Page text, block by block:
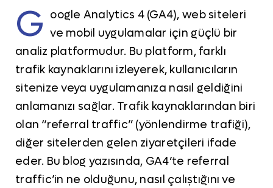
G oogle Analytics 4 (GA4), web siteleri
ve mobil uygulamalar için güçlü bir
analiz platformudur. Bu platform, farklı
trafik kaynaklarını izleyerek, kullanıcıların
sitenize veya uygulamanıza nasıl geldiğini
anlamanızı sağlar. Trafik kaynaklarından biri
olan “referral traffic” (yönlendirme trafiği),
diğer sitelerden gelen ziyaretçileri ifade
eder. Bu blog yazısında, GA4’te referral
traffic’in ne olduğunu, nasıl çalıştığını ve